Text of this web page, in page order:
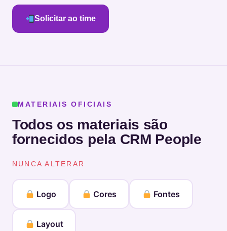
Solicitar ao time
MATERIAIS OFICIAIS
Todos os materiais são
fornecidos pela CRM People
NUNCA ALTERAR
Logo Cores Fontes
Layout